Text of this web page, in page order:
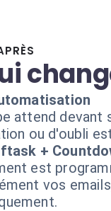
attend devant
ou d'oubli
+
est
vos